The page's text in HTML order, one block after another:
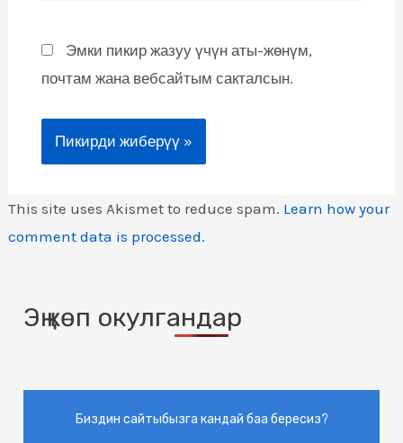
Эмки пикир жазуу үчүн аты-жөнүм,
почтам жана вебсайтым сакталсын.
This site uses Akismet to reduce spam. Learn how your
comment data is processed.
Эң көп окулгандар
Биздин сайтыбызга кандай баа бересиз?